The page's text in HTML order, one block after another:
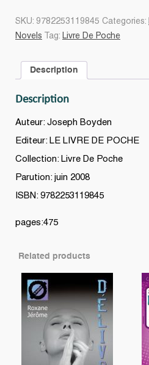
SKU: 9782253119845 Categories:
Novels
Tag: Livre De Poche
Description
Description
Auteur: Joseph Boyden
Editeur: LE LIVRE DE POCHE
Collection: Livre De Poche
Parution: juin 2008
ISBN: 9782253119845
pages:475
Related products